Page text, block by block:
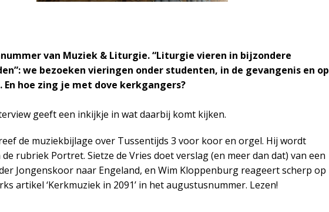
van Muziek & Liturgie. “Liturgie vieren in bijzondere
we bezoeken vieringen onder studenten, in de gevangenis en op
En hoe zing je met dove kerkgangers?
geeft een inkijkje in wat daarbij komt kijken.
de muziekbijlage over Tussentijds 3 voor koor en orgel. Hij wordt
rubriek Portret. Sietze de Vries doet verslag (en meer dan dat) van een
Jongenskoor naar Engeland, en Wim Kloppenburg reageert scherp op
artikel ‘Kerkmuziek in 2091’ in het augustusnummer. Lezen!